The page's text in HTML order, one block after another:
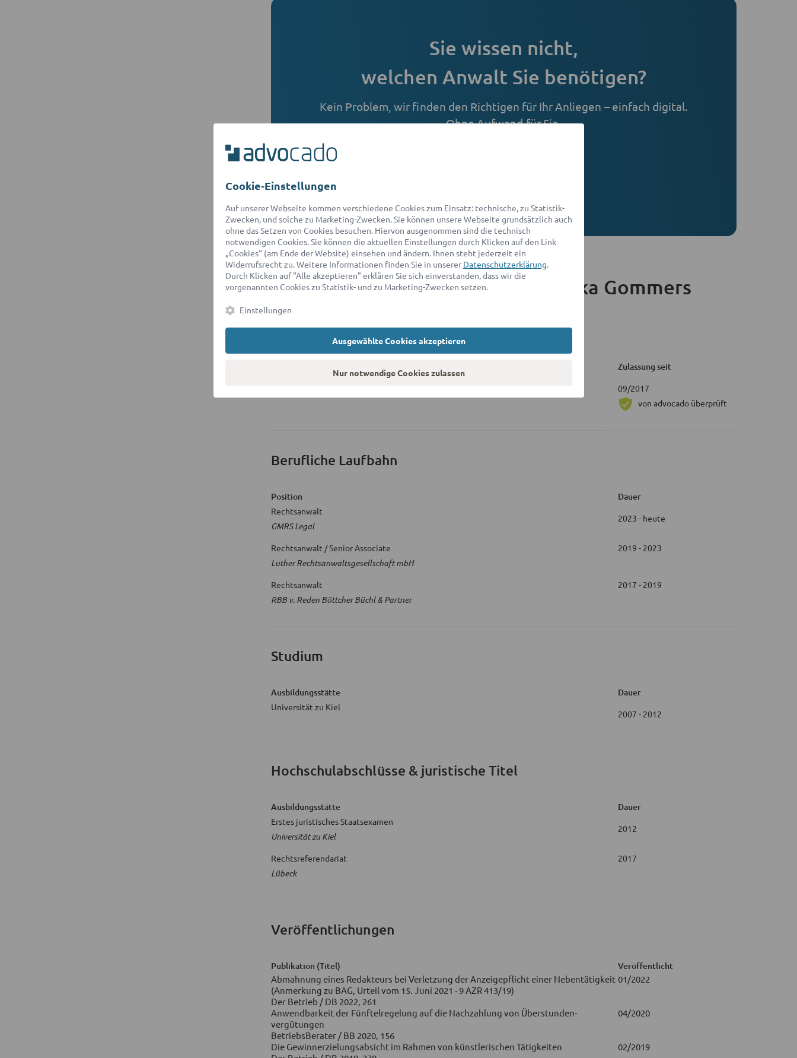
Sie wissen nicht,
welchen Anwalt Sie benötigen?
Kein Problem, wir finden den Richtigen für Ihr Anliegen – einfach digital.
Ohne Aufwand für Sie.
Beruflicher Werdegangvon Joschka Gommers
Zulassung zum Rechtsanwalt
Zulassung seit
09/2017
von advocado überprüft
Berufliche Laufbahn
Position Dauer
Rechtsanwalt
GMRS Legal
2023 - heute
Rechtsanwalt / Senior Associate
Luther Rechtsanwaltsgesellschaft mbH
2019 - 2023
Rechtsanwalt
RBB v. Reden Böttcher Büchl & Partner
2017 - 2019
Studium
Ausbildungsstätte Dauer
Universität zu Kiel
2007 - 2012
Hochschulabschlüsse & juristische Titel
Ausbildungsstätte Dauer
Erstes juristisches Staatsexamen
Universität zu Kiel
2012
Rechtsreferendariat
Lübeck
2017
Veröffentlichungen
Publikation (Titel)
Veröffentlicht
Abmahnung eines Redakteurs bei Verletzung der Anzeigepflicht einer Nebentätigkeit
(Anmerkung zu BAG, Urteil vom 15. Juni 2021 - 9 AZR 413/19)
Der Betrieb / DB 2022, 261
01/2022
Anwendbarkeit der Fünftelregelung auf die Nachzahlung von Überstunden-
vergütungen
BetriebsBerater / BB 2020, 156
04/2020
Die Gewinnerzielungsabsicht im Rahmen von künstlerischen Tätigkeiten
02/2019
Cookie-Einstellungen
Auf unserer Webseite kommen verschiedene Cookies zum Einsatz: technische, zu Statistik-
Zwecken, und solche zu Marketing-Zwecken. Sie können unsere Webseite grundsätzlich auch
ohne das Setzen von Cookies besuchen. Hiervon ausgenommen sind die technisch
notwendigen Cookies. Sie können die aktuellen Einstellungen durch Klicken auf den Link
„Cookies“ (am Ende der Website) einsehen und ändern. Ihnen steht jederzeit ein
Widerrufsrecht zu. Weitere Informationen finden Sie in unserer Datenschutzerklärung.
Durch Klicken auf "Alle akzeptieren" erklären Sie sich einverstanden, dass wir die
vorgenannten Cookies zu Statistik- und zu Marketing-Zwecken setzen.
Einstellungen
Ausgewählte Cookies akzeptieren
Nur notwendige Cookies zulassen